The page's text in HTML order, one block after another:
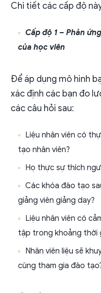
Chi tiết các cấp độ
Cấp độ 1 – Phản
của học viên
Để áp dụng mô hình
xác định các bạn đo
các câu hỏi sau:
Liệu nhân viên có
tạo nhân viên?
Họ thực sự thích
Các khóa đào tạo
giảng viên giảng dạy?
Liệu nhân viên có
tập trong khoảng thời
Nhân viên liệu sẽ
cùng tham gia đào